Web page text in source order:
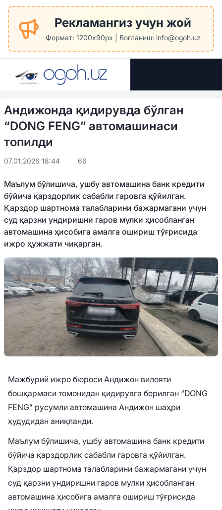
Рекламангиз учун жой
Формат: 1200x90px | Боғланиш: info@ogoh.uz
Андижонда қидирувда бўлган
“DONG FENG” автомашинаси
топилди
07.01.2026 18:44 66
Маълум бўлишича, ушбу автомашина банк кредити
бўйича қарздорлик сабабли гаровга қўйилган.
Қарздор шартнома талабларини бажармагани учун
суд қарзни ундиришни гаров мулки ҳисобланган
автомашина ҳисобига амалга ошириш тўғрисида
ижро ҳужжати чиқарган.
Мажбурий ижро бюроси Андижон вилояти
бошқармаси томонидан қидирувга берилган “DONG
FENG” русумли автомашина Андижон шаҳри
ҳудудидан аниқланди.
Маълум бўлишича, ушбу автомашина банк кредити
бўйича қарздорлик сабабли гаровга қўйилган.
Қарздор шартнома талабларини бажармагани учун
суд қарзни ундиришни гаров мулки ҳисобланган
автомашина ҳисобига амалга ошириш тўғрисида